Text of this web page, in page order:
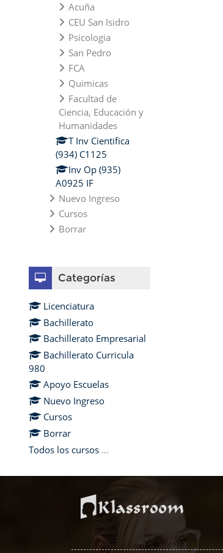
Acuña
CEU San Isidro
Psicologia
San Pedro
FCA
Quimicas
Facultad de
Ciencia, Educación y
Humanidades
T Inv Cientifica
(934) C1125
Inv Op (935)
A0925 IF
Nuevo Ingreso
Cursos
Borrar
Categorías
Licenciatura
Bachillerato
Bachillerato Empresarial
Bachillerato Curricula
980
Apoyo Escuelas
Nuevo Ingreso
Cursos
Borrar
Todos los cursos ...